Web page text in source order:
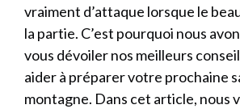
vraiment d’attaque lorsque le
la partie. C’est pourquoi nous
vous dévoiler nos meilleurs
aider à préparer votre prochaine
montagne. Dans cet article, nous